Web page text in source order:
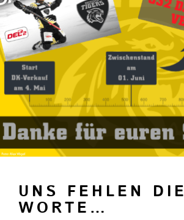
UNS FEHLEN DIE
WORTE…